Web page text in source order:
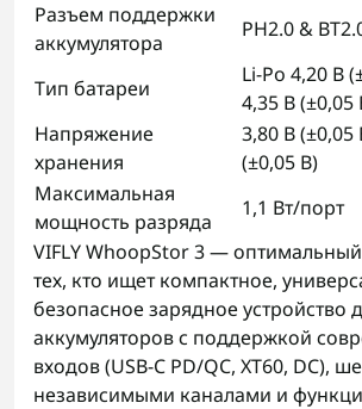
Разъем поддержки
аккумулятора
PH2.0 &
Тип батареи
Li-Po 4,20 В
4,35 В (±0,05
Напряжение
хранения
3,80 В (±0,05
(±0,05 В)
Максимальная
мощность разряда
1,1 Вт/порт
VIFLY WhoopStor 3 —
тех, кто ищет компактное,
безопасное зарядное устройство
аккумуляторов с поддержкой
входов (USB-C PD/QC, XT60, DC),
независимыми каналами и